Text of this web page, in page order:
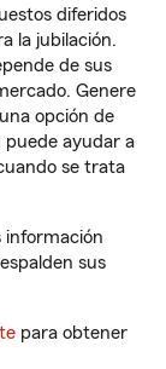
diferidos
la jubilación.
de sus
Genere
opción de
ayudar a
se trata
información
sus
para obtener